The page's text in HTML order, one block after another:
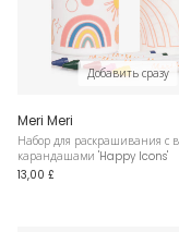
Добавить сразу
Meri Meri
Набор для раскрашивания с
карандашами 'Happy Icons'
13,00 £